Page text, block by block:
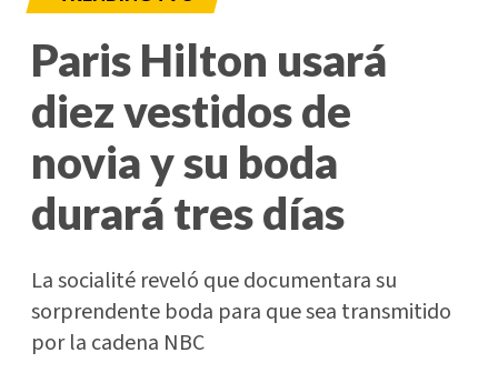
Paris Hilton usará
diez vestidos de
novia y su boda
durará tres días
La socialité reveló que documentara su
sorprendente boda para que sea transmitido
por la cadena NBC